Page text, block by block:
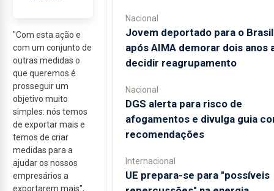
"Com esta ação e
com um conjunto de
outras medidas o
que queremos é
prosseguir um
objetivo muito
simples: nós temos
de exportar mais e
temos de criar
medidas para a
ajudar os nossos
empresários a
exportarem mais",
Nacional
Jovem deportado para o Brasil
após AIMA demorar dois anos
decidir reagrupamento
Nacional
DGS alerta para risco de
afogamentos e divulga guia
recomendações
Internacional
UE prepara-se para "possíveis